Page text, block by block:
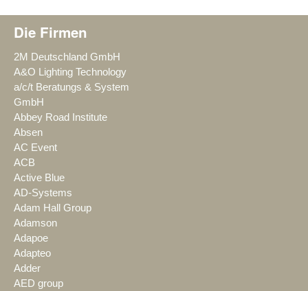
Die Firmen
2M Deutschland GmbH
A&O Lighting Technology
a/c/t Beratungs & System
GmbH
Abbey Road Institute
Absen
AC Event
ACB
Active Blue
AD-Systems
Adam Hall Group
Adamson
Adapoe
Adapteo
Adder
AED group